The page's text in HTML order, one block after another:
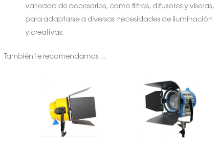
variedad de accesorios, como filtros, difusores y viseras,
para adaptarse a diversas necesidades de iluminación
y creativas.
También te recomendamos…